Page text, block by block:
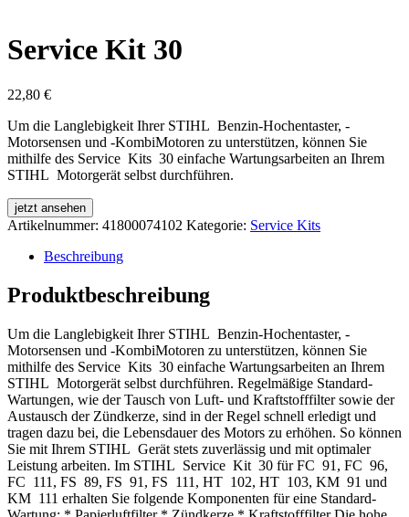
Service Kit 30
22,80 €
Um die Langlebigkeit Ihrer STIHL Benzin‑Hochentaster, -
Motorsensen und -KombiMotoren zu unterstützen, können Sie
mithilfe des Service Kits 30 einfache Wartungsarbeiten an Ihrem
STIHL Motorgerät selbst durchführen.
jetzt ansehen
Artikelnummer: 41800074102 Kategorie: Service Kits
Beschreibung
Produktbeschreibung
Um die Langlebigkeit Ihrer STIHL Benzin‑Hochentaster, -
Motorsensen und -KombiMotoren zu unterstützen, können Sie
mithilfe des Service Kits 30 einfache Wartungsarbeiten an Ihrem
STIHL Motorgerät selbst durchführen. Regelmäßige Standard-
Wartungen, wie der Tausch von Luft- und Kraftstofffilter sowie der
Austausch der Zündkerze, sind in der Regel schnell erledigt und
tragen dazu bei, die Lebensdauer des Motors zu erhöhen. So können
Sie mit Ihrem STIHL Gerät stets zuverlässig und mit optimaler
Leistung arbeiten. Im STIHL Service Kit 30 für FC 91, FC 96,
FC 111, FS 89, FS 91, FS 111, HT 102, HT 103, KM 91 und
KM 111 erhalten Sie folgende Komponenten für eine Standard-